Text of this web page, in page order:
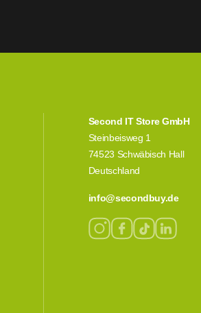
Second IT Store GmbH
Steinbeisweg 1
74523 Schwäbisch Hall
Deutschland
info@secondbuy.de